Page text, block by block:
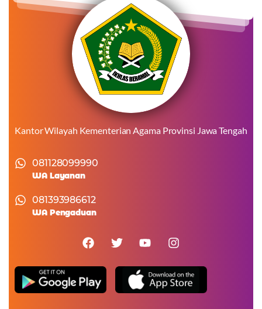
Kantor Wilayah Kementerian Agama Provinsi Jawa Tengah
081128099990
WA Layanan
081393986612
WA Pengaduan